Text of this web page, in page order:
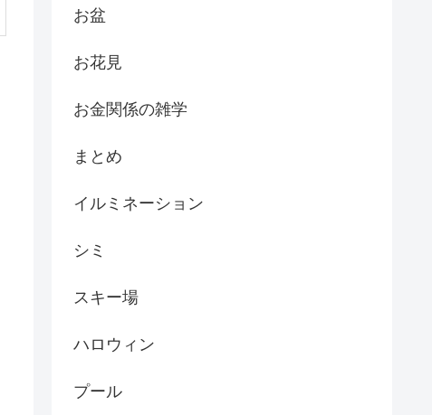
お盆
お花見
お金関係の雑学
まとめ
イルミネーション
シミ
スキー場
ハロウィン
プール